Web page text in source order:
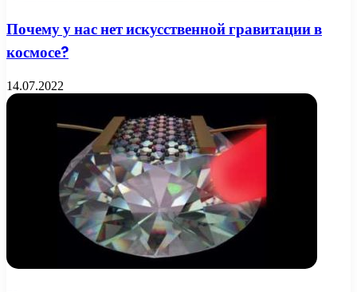
Почему у нас нет искусственной гравитации в
космосе?
14.07.2022